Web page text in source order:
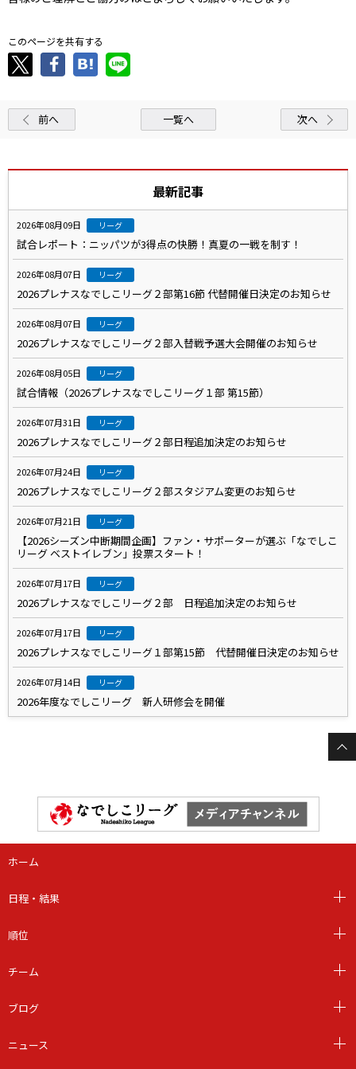
このページを共有する
前へ 一覧へ 次へ
最新記事
2026年08月09日 リーグ
試合レポート：ニッパツが3得点の快勝！真夏の一戦を制す！
2026年08月07日 リーグ
2026プレナスなでしこリーグ２部第16節 代替開催日決定のお知らせ
2026年08月07日 リーグ
2026プレナスなでしこリーグ２部入替戦予選大会開催のお知らせ
2026年08月05日 リーグ
試合情報（2026プレナスなでしこリーグ１部 第15節）
2026年07月31日 リーグ
2026プレナスなでしこリーグ２部日程追加決定のお知らせ
2026年07月24日 リーグ
2026プレナスなでしこリーグ２部スタジアム変更のお知らせ
2026年07月21日 リーグ
【2026シーズン中断期間企画】ファン・サポーターが選ぶ「なでしこ
リーグ ベストイレブン」投票スタート！
2026年07月17日 リーグ
2026プレナスなでしこリーグ２部 日程追加決定のお知らせ
2026年07月17日 リーグ
2026プレナスなでしこリーグ１部第15節 代替開催日決定のお知らせ
2026年07月14日 リーグ
2026年度なでしこリーグ 新人研修会を開催
ホーム
日程・結果
順位
チーム
ブログ
ニュース